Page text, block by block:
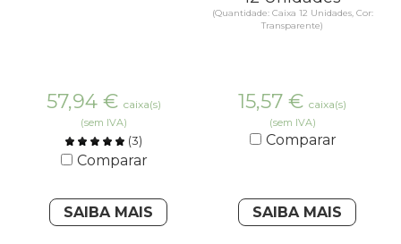
57,94 € caixa(s)
(sem IVA)
(3)
Comparar
SAIBA MAIS
(Quantidade: Caixa 12 Unidades, Cor:
Transparente)
15,57 € caixa(s)
(sem IVA)
Comparar
SAIBA MAIS